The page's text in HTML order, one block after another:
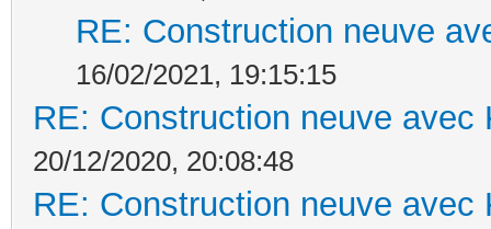
RE: Construction neuve
16/02/2021, 19:15:15
RE: Construction neuve avec
20/12/2020, 20:08:48
RE: Construction neuve avec